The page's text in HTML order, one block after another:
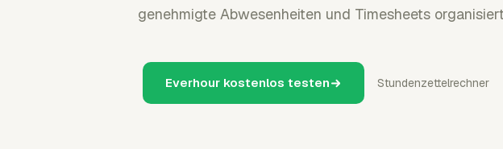
genehmigte Abwesenheiten und Timesheets
Everhour kostenlos testen Stundenzettelrechner